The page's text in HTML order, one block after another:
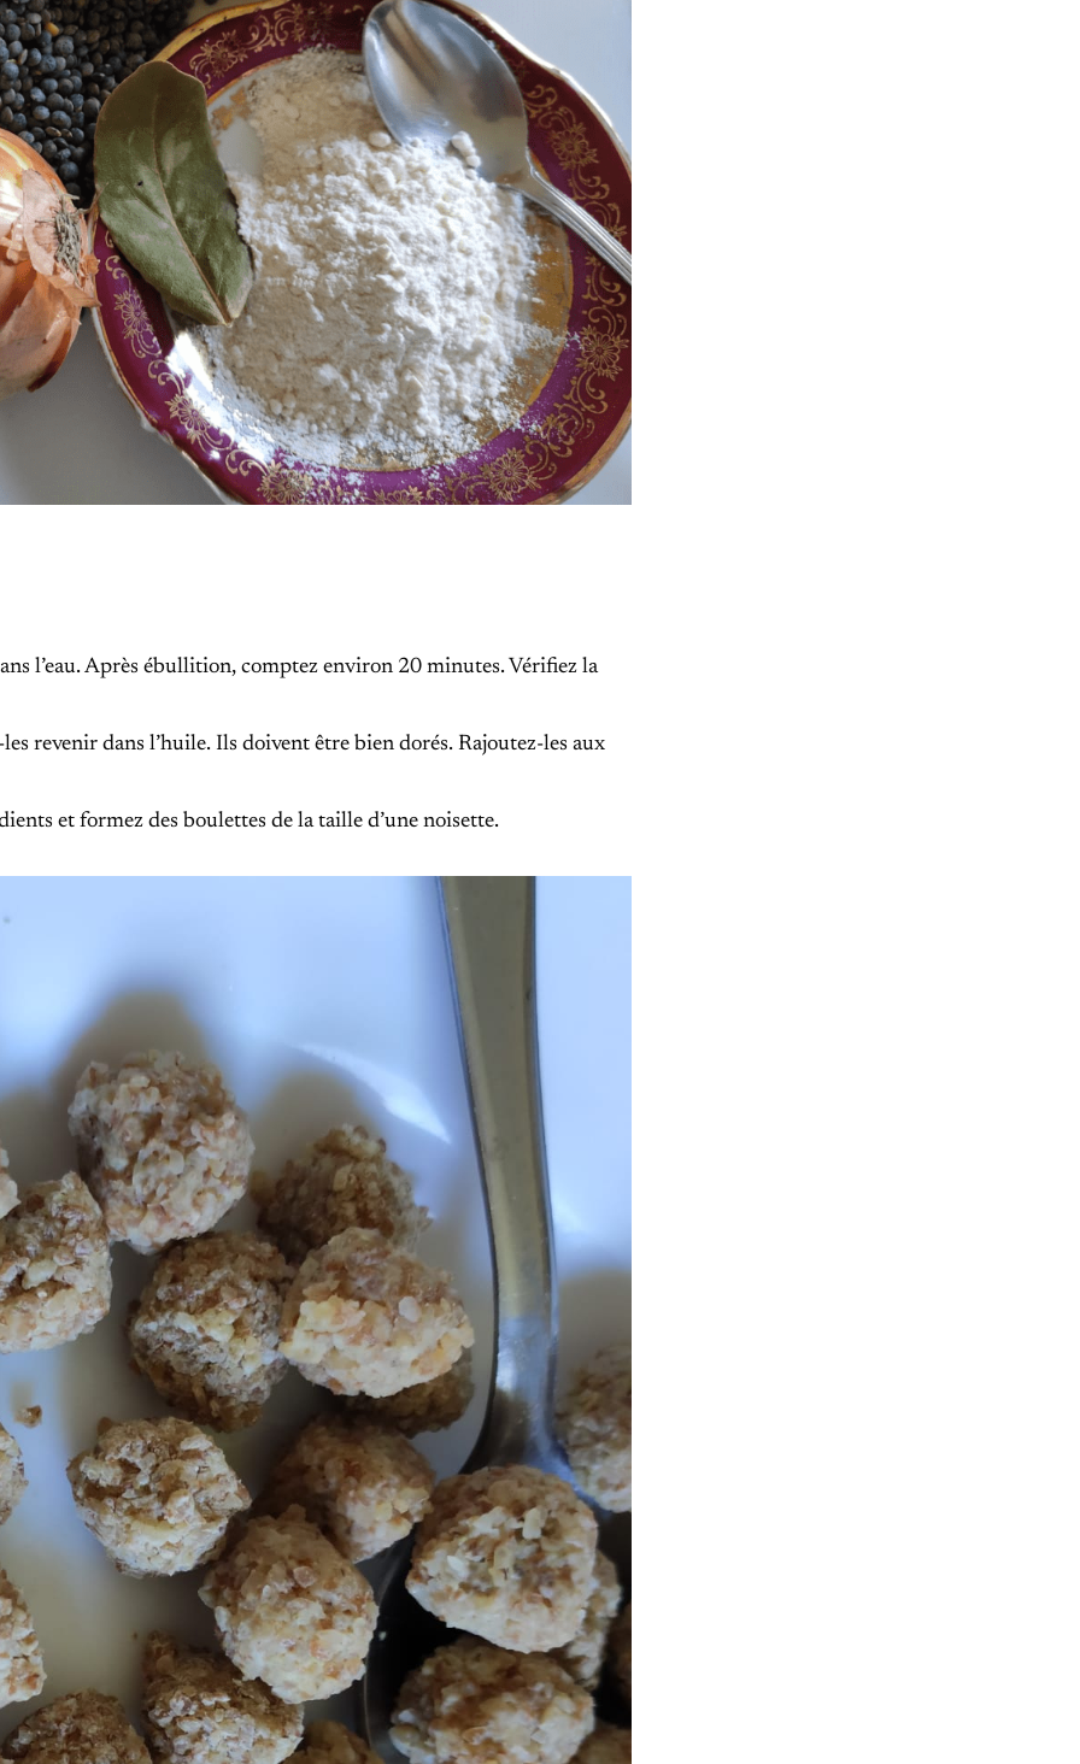
l’eau. Après ébullition, comptez environ 20 minutes. Vérifiez la
revenir dans l’huile. Ils doivent être bien dorés. Rajoutez-les aux
et formez des boulettes de la taille d’une noisette.